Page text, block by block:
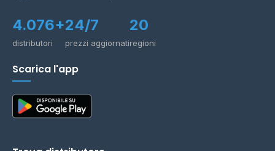
4.076+
distributori
24/7
prezzi aggiornati
20
regioni
Scarica l'app